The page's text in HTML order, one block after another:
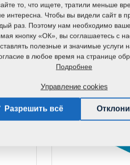
продукту
то, что ищете, тратили меньше
интересна. Чтобы вы видели сайт в
раз. Поэтому нам необходимо
кнопку «ОК», вы соглашаетесь с
полезные и значимые услуги
в любое время на странице
Подробнее
Управление cookies
Разрешить всё